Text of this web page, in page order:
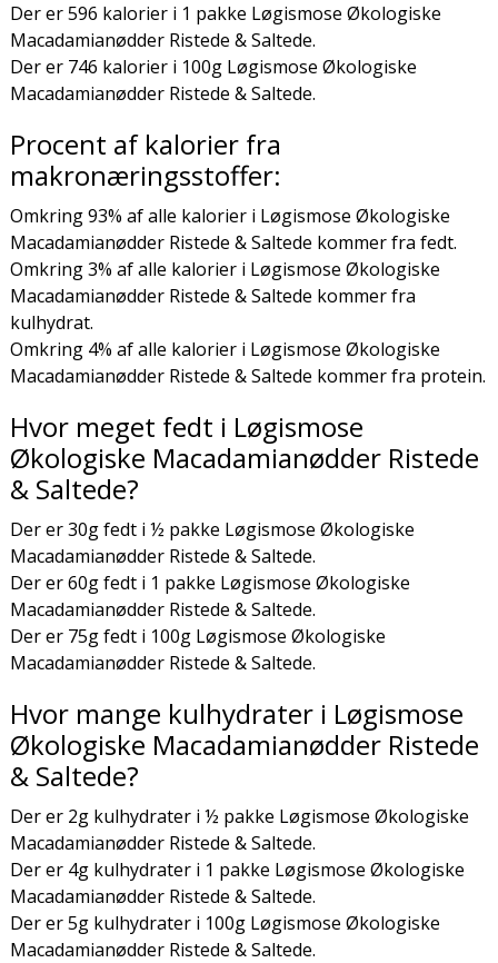
Der er 596 kalorier i 1 pakke Løgismose Økologiske
Macadamianødder Ristede & Saltede.
Der er 746 kalorier i 100g Løgismose Økologiske
Macadamianødder Ristede & Saltede.
Procent af kalorier fra
makronæringsstoffer:
Omkring 93% af alle kalorier i Løgismose Økologiske
Macadamianødder Ristede & Saltede kommer fra fedt.
Omkring 3% af alle kalorier i Løgismose Økologiske
Macadamianødder Ristede & Saltede kommer fra
kulhydrat.
Omkring 4% af alle kalorier i Løgismose Økologiske
Macadamianødder Ristede & Saltede kommer fra protein.
Hvor meget fedt i Løgismose
Økologiske Macadamianødder Ristede
& Saltede?
Der er 30g fedt i ½ pakke Løgismose Økologiske
Macadamianødder Ristede & Saltede.
Der er 60g fedt i 1 pakke Løgismose Økologiske
Macadamianødder Ristede & Saltede.
Der er 75g fedt i 100g Løgismose Økologiske
Macadamianødder Ristede & Saltede.
Hvor mange kulhydrater i Løgismose
Økologiske Macadamianødder Ristede
& Saltede?
Der er 2g kulhydrater i ½ pakke Løgismose Økologiske
Macadamianødder Ristede & Saltede.
Der er 4g kulhydrater i 1 pakke Løgismose Økologiske
Macadamianødder Ristede & Saltede.
Der er 5g kulhydrater i 100g Løgismose Økologiske
Macadamianødder Ristede & Saltede.